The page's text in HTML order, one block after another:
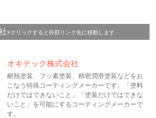
※クリックすると外部リンク先に移動します
オキテック株式会社
耐熱塗装、フッ素塗装、精密潤滑塗装などをお
こなう特殊コーティングメーカーです。「塗料
だけではできないこと」「塗装だけではできな
いこと」を可能にするコーティングメーカーで
す。